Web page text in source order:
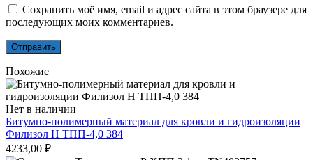
Сохранить моё имя, email и адрес сайта в этом браузере для
последующих моих комментариев.
Похожие
Нет в наличии
Битумно-полимерный материал для кровли и гидроизоляции
Филизол Н ТПП-4,0 384
4233,00 ₽